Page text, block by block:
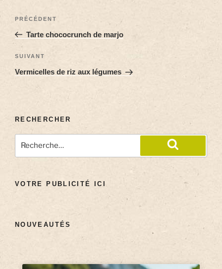
PRÉCÉDENT
Tarte chococrunch de marjo
SUIVANT
Vermicelles de riz aux légumes
RECHERCHER
VOTRE PUBLICITÉ ICI
NOUVEAUTÉS